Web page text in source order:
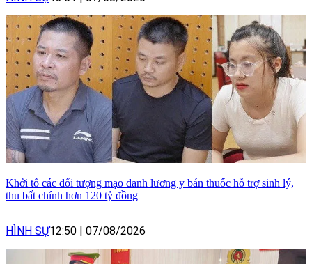
Khởi tố các đối tượng mạo danh lương y bán thuốc hỗ trợ sinh lý,
thu bất chính hơn 120 tỷ đồng
HÌNH SỰ12:50 07/08/2026